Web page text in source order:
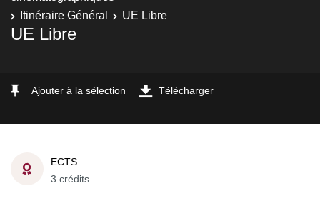
Itinéraire Général
UE Libre
UE Libre
Ajouter à la sélection Télécharger
ECTS
3 crédits